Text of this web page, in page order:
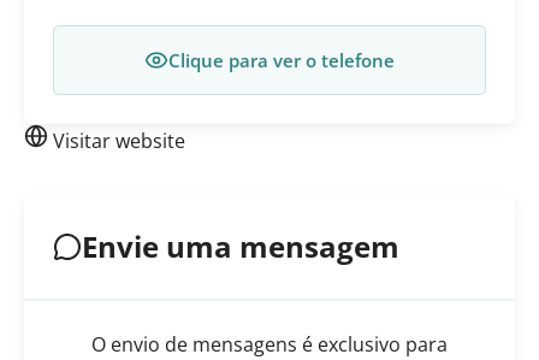
Clique para ver o telefone
Visitar website
Envie uma mensagem
O envio de mensagens é exclusivo para